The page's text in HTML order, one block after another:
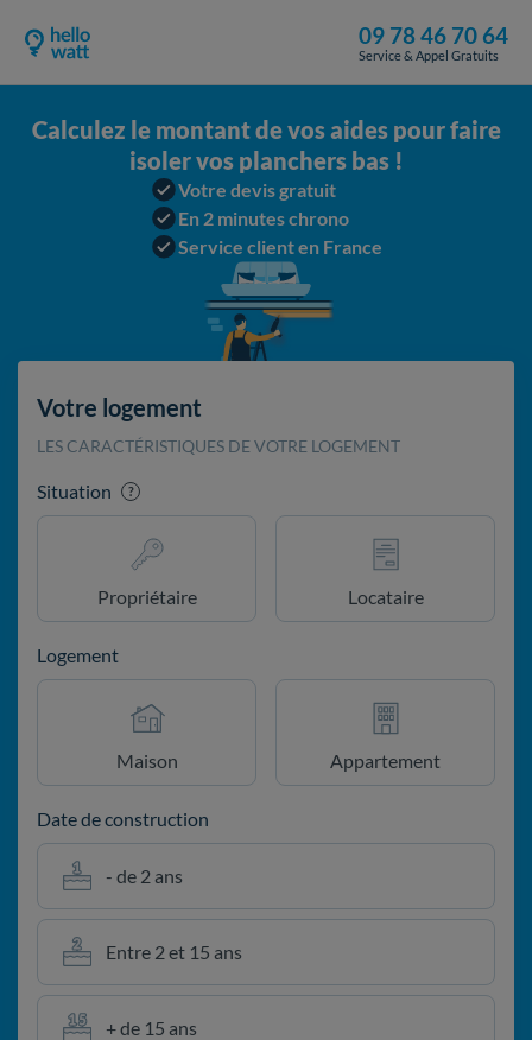
09 78 46 70 64
Service & Appel Gratuits
Calculez le montant de vos aides pour faire
isoler vos planchers bas !
Votre devis gratuit
En 2 minutes chrono
Service client en France
Votre logement
LES CARACTÉRISTIQUES DE VOTRE LOGEMENT
Situation ?
Propriétaire Locataire
Logement
Maison Appartement
Date de construction
- de 2 ans
Entre 2 et 15 ans
+ de 15 ans